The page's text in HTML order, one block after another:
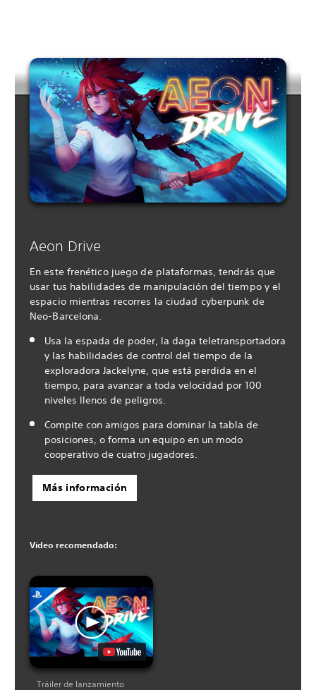
Aeon Drive
En este frenético juego de plataformas, tendrás que
usar tus habilidades de manipulación del tiempo y el
espacio mientras recorres la ciudad cyberpunk de
Neo-Barcelona.
Usa la espada de poder, la daga teletransportadora
y las habilidades de control del tiempo de la
exploradora Jackelyne, que está perdida en el
tiempo, para avanzar a toda velocidad por 100
niveles llenos de peligros.
Compite con amigos para dominar la tabla de
posiciones, o forma un equipo en un modo
cooperativo de cuatro jugadores.
Más información
Video recomendado:
Tráiler de lanzamiento